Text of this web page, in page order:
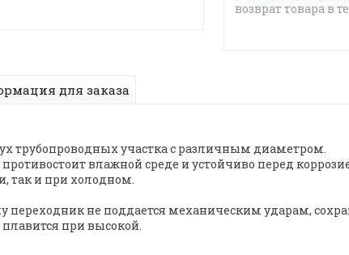
возврат товара в
для заказа
трубопроводных участка с различным диаметром.
влажной среде и устойчиво перед
так и при холодном.
не поддается механическим ударам,
при высокой.